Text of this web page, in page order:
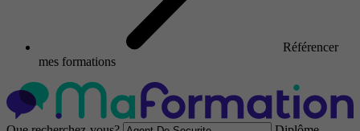
Référencer
mes formations